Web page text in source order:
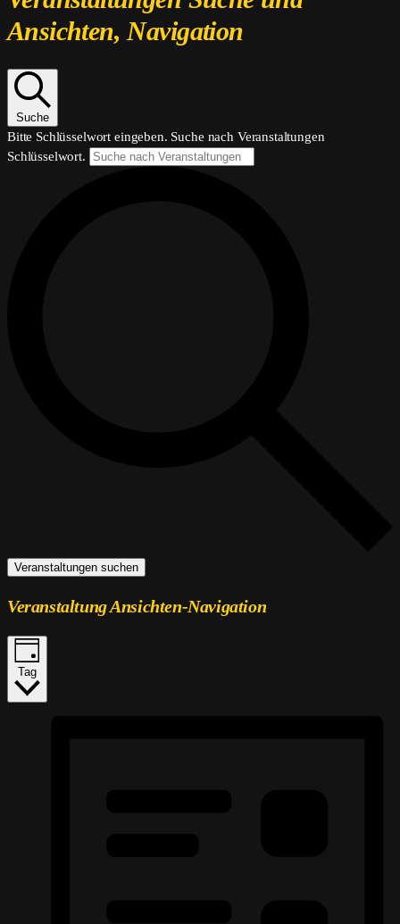
für
Juni
2026
Ansichten, Navigation
Suche
Bitte Schlüsselwort eingeben. Suche nach Veranstaltungen
Schlüsselwort.
Veranstaltungen suchen
Veranstaltung Ansichten-Navigation
Tag